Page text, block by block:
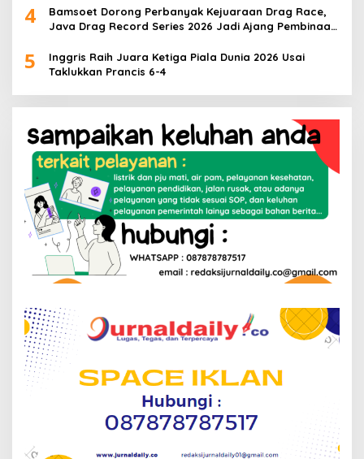
4
Bamsoet Dorong Perbanyak Kejuaraan Drag Race,
Java Drag Record Series 2026 Jadi Ajang Pembinaan
5
Inggris Raih Juara Ketiga Piala Dunia 2026 Usai
Taklukkan Prancis 6-4